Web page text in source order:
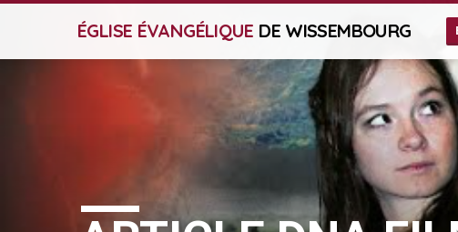
ÉGLISE ÉVANGÉLIQUE DE WISSEMBOURG